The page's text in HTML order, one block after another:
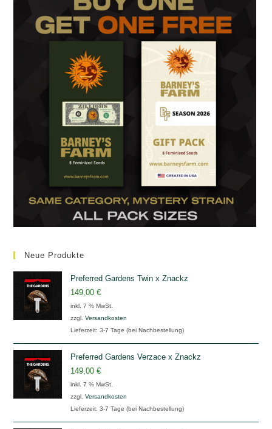
Neue Produkte
Preferred Gardens Twin x Znackz
149,00€
inkl. 7 % MwSt.
zzgl.Versandkosten
Lieferzeit:3-7 Tage (bei Nachbestellung)
Preferred Gardens Verzace x Znackz
149,00€
inkl. 7 % MwSt.
zzgl.Versandkosten
Lieferzeit:3-7 Tage (bei Nachbestellung)